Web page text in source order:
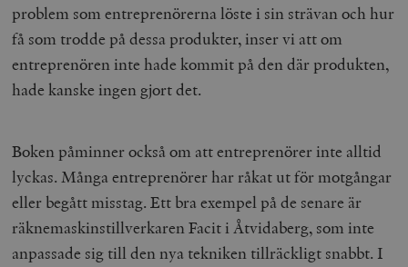
problem som entreprenörerna löste i sin strävan och hur
få som trodde på dessa produkter, inser vi att om
entreprenören inte hade kommit på den där produkten,
hade kanske ingen gjort det.
Boken påminner också om att entreprenörer inte alltid
lyckas. Många entreprenörer har råkat ut för motgångar
eller begått misstag. Ett bra exempel på de senare är
räknemaskinstillverkaren Facit i Åtvidaberg, som inte
anpassade sig till den nya tekniken tillräckligt snabbt. I